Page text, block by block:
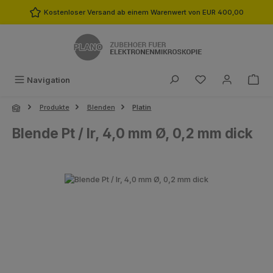
Zum Hauptinhalt springen
Kostenloser Versand ab einem Warenwert von EUR 400,00
Navigation Du hast 0
Produkte Blenden Platin
Blende Pt / Ir, 4,0 mm Ø, 0,2 mm dick
Bildergalerie überspringen